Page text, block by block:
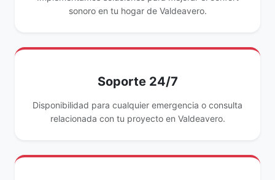
sonoro en tu hogar de Valdeavero.
Soporte 24/7
Disponibilidad para cualquier emergencia o consulta
relacionada con tu proyecto en Valdeavero.